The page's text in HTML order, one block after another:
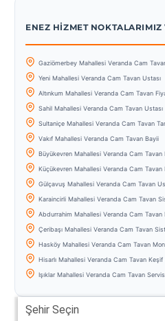
ENEZ HIZMET NOKTALARIMIZ
Gaziömerbey Mahallesi Veranda Cam
Yeni Mahallesi Veranda Cam Tavan Ustası
Altınkum Mahallesi Veranda Cam Tavan
Sahil Mahallesi Veranda Cam Tavan Ustası
Sultaniçe Mahallesi Veranda Cam Tavan
Vakıf Mahallesi Veranda Cam Tavan Bayii
Büyükevren Mahallesi Veranda Cam Tavan
Küçükevren Mahallesi Veranda Cam
Gülçavuş Mahallesi Veranda Cam Tavan
Karaincirli Mahallesi Veranda Cam Tavan
Abdurrahim Mahallesi Veranda Cam Tavan
Çeribaşı Mahallesi Veranda Cam Tavan
Hasköy Mahallesi Veranda Cam Tavan
Hisarlı Mahallesi Veranda Cam Tavan
Işıklar Mahallesi Veranda Cam Tavan Servis
Şehir Seçin